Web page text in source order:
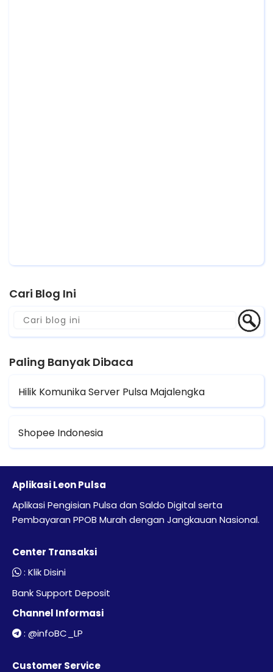
Cari Blog Ini
Paling Banyak Dibaca
Hilik Komunika Server Pulsa Majalengka
Shopee Indonesia
Aplikasi Leon Pulsa
Aplikasi Pengisian Pulsa dan Saldo Digital serta
Pembayaran PPOB Murah dengan Jangkauan Nasional.
Center Transaksi
: Klik Disini
Bank Support Deposit
Channel Informasi
: @infoBC_LP
Customer Service